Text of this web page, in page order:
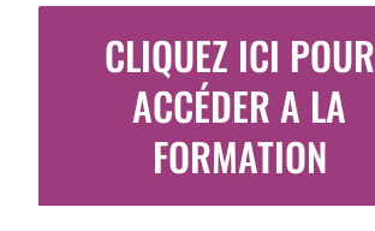
CLIQUEZ ICI POUR
ACCÉDER A LA
FORMATION